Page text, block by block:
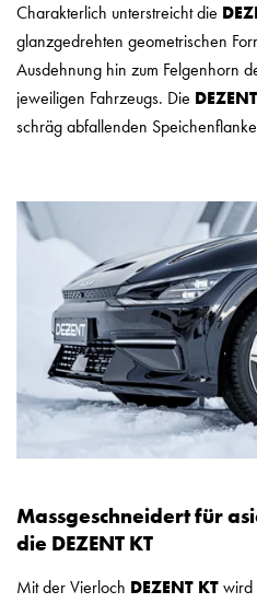
Charakterlich unterstreicht die
glanzgedrehten geometrischen
Ausdehnung hin zum Felgenhorn
jeweiligen Fahrzeugs. Die
schräg abfallenden
Massgeschneidert für
die DEZENT KT
Mit der Vierloch DEZENT KTwird